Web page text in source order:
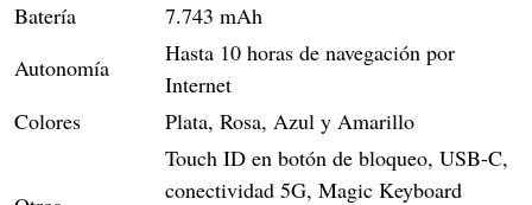
Batería
7.743 mAh
Autonomía
Hasta 10 horas de navegación por
Internet
Colores
Plata, Rosa, Azul y Amarillo
Touch ID en botón de bloqueo, USB-C,
conectividad 5G, Magic Keyboard